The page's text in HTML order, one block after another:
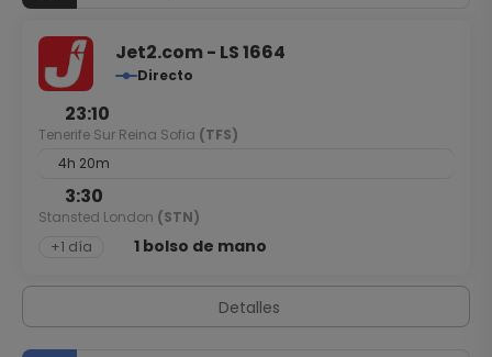
Jet2.com - LS 1664
Directo
23:10
Tenerife Sur Reina Sofia (TFS)
4h 20m
3:30
Stansted London (STN)
+1 día
1 bolso de mano
Detalles